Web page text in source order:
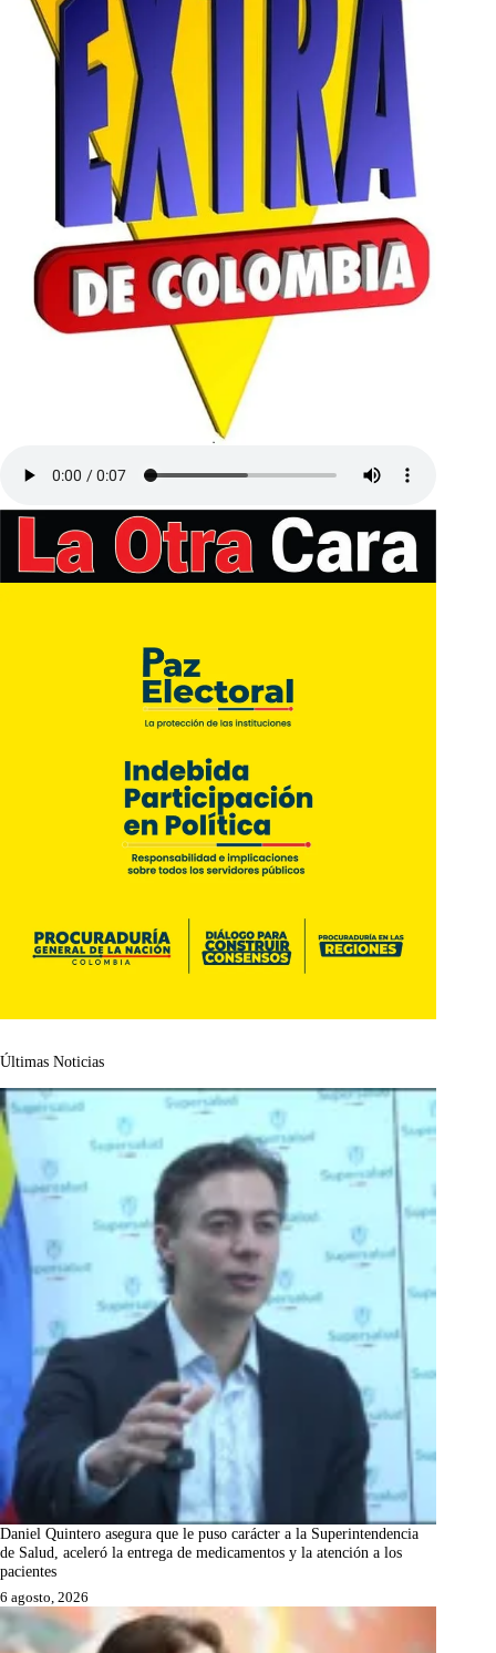
Últimas Noticias
Daniel Quintero asegura que le puso carácter a la Superintendencia
de Salud, aceleró la entrega de medicamentos y la atención a los
pacientes
6 agosto, 2026